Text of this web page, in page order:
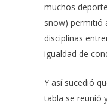
muchos
snow) permitió
disciplinas
igualdad de
Y así sucedió
tabla se reunió